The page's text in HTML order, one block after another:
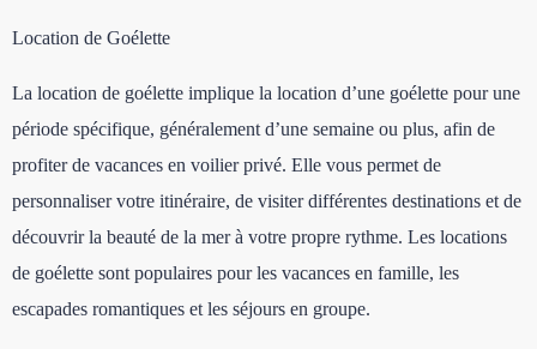
Location de Goélette
La location de goélette implique la location d’une goélette pour une
période spécifique, généralement d’une semaine ou plus, afin de
profiter de vacances en voilier privé. Elle vous permet de
personnaliser votre itinéraire, de visiter différentes destinations et de
découvrir la beauté de la mer à votre propre rythme. Les locations
de goélette sont populaires pour les vacances en famille, les
escapades romantiques et les séjours en groupe.